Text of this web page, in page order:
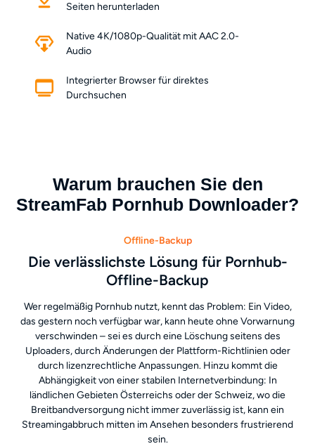
Seiten herunterladen
Native 4K/1080p-Qualität mit AAC 2.0-
Audio
Integrierter Browser für direktes
Durchsuchen
Warum brauchen Sie den
StreamFab Pornhub Downloader?
Offline-Backup
Die verlässlichste Lösung für Pornhub-
Offline-Backup
Wer regelmäßig Pornhub nutzt, kennt das Problem: Ein Video,
das gestern noch verfügbar war, kann heute ohne Vorwarnung
verschwinden – sei es durch eine Löschung seitens des
Uploaders, durch Änderungen der Plattform-Richtlinien oder
durch lizenzrechtliche Anpassungen. Hinzu kommt die
Abhängigkeit von einer stabilen Internetverbindung: In
ländlichen Gebieten Österreichs oder der Schweiz, wo die
Breitbandversorgung nicht immer zuverlässig ist, kann ein
Streamingabbruch mitten im Ansehen besonders frustrierend
sein.